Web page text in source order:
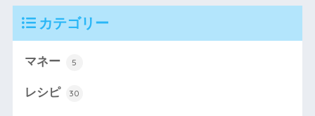
カテゴリー
マネー 5
レシピ 30